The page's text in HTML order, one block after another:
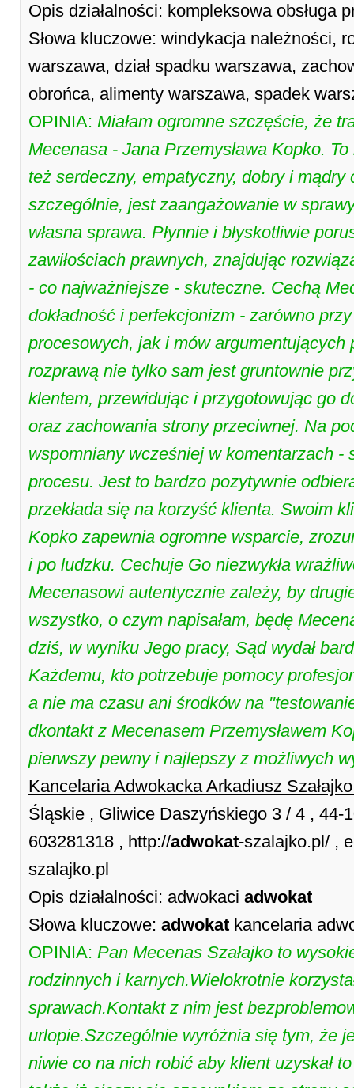
Opis działalności: kompleksowa obsługa
Słowa kluczowe: windykacja należności,
warszawa, dział spadku warszawa,
obrońca, alimenty warszawa, spadek
OPINIA: Miałam ogromne szczęście, że
Mecenasa - Jana Przemysława Kopko.
też serdeczny, empatyczny, dobry i mądry
szczególnie, jest zaangażowanie w
własna sprawa. Płynnie i błyskotliwie
zawiłościach prawnych, znajdując
- co najważniejsze - skuteczne. Cechą
dokładność i perfekcjonizm - zarówno
procesowych, jak i mów argumentujących
rozprawą nie tylko sam jest gruntownie
klentem, przewidując i przygotowując go
oraz zachowania strony przeciwnej. Na
wspomniany wcześniej w komentarzach -
procesu. Jest to bardzo pozytywnie
przekłada się na korzyść klienta. Swoim
Kopko zapewnia ogromne wsparcie,
i po ludzku. Cechuje Go niezwykła
Mecenasowi autentycznie zależy, by
wszystko, o czym napisałam, będę
dziś, w wyniku Jego pracy, Sąd wydał
Każdemu, kto potrzebuje pomocy
a nie ma czasu ani środków na
dkontakt z Mecenasem Przemysławem
pierwszy pewny i najlepszy z możliwych
Kancelaria Adwokacka Arkadiusz
Śląskie , Gliwice Daszyńskiego 3 / 4 , 44-
603281318 , http://adwokat-szalajko.pl/ ,
szalajko.pl
Opis działalności: adwokaci adwokat
Słowa kluczowe: adwokat kancelaria
OPINIA: Pan Mecenas Szałajko to
rodzinnych i karnych.Wielokrotnie
sprawach.Kontakt z nim jest
urlopie.Szczególnie wyróżnia się tym, że
niwie co na nich robić aby klient uzyskał